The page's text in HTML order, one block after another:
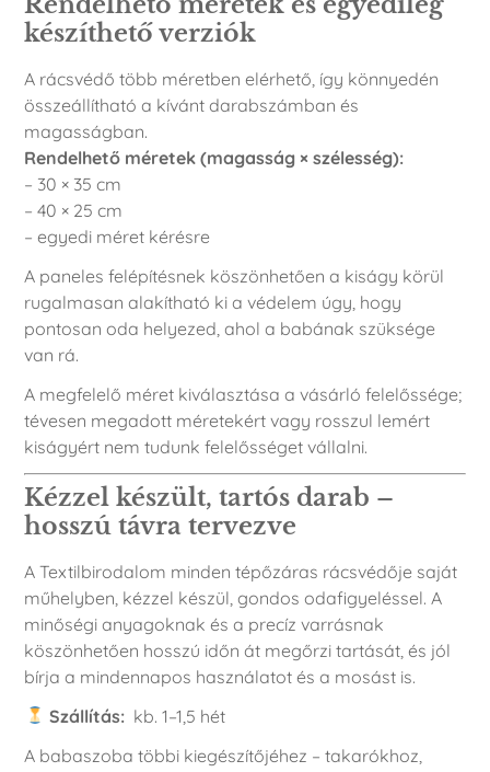
készíthető verziók
A rácsvédő több méretben elérhető, így könnyedén
összeállítható a kívánt darabszámban és
magasságban.
Rendelhető méretek (magasság × szélesség):
– 30 × 35 cm
– 40 × 25 cm
– egyedi méret kérésre
A paneles felépítésnek köszönhetően a kiságy körül
rugalmasan alakítható ki a védelem úgy, hogy
pontosan oda helyezed, ahol a babának szüksége
van rá.
A megfelelő méret kiválasztása a vásárló felelőssége;
tévesen megadott méretekért vagy rosszul lemért
kiságyért nem tudunk felelősséget vállalni.
Kézzel készült, tartós darab –
hosszú távra tervezve
A Textilbirodalom minden tépőzáras rácsvédője saját
műhelyben, kézzel készül, gondos odafigyeléssel. A
minőségi anyagoknak és a precíz varrásnak
köszönhetően hosszú időn át megőrzi tartását, és jól
bírja a mindennapos használatot és a mosást is.
Szállítás:kb. 1–1,5 hét
A babaszoba többi kiegészítőjéhez – takarókhoz,